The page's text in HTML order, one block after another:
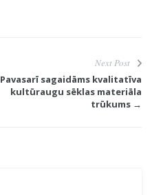
Next Post
Pavasarī sagaidāms kvalitatīva
kultūraugu sēklas materiāla
trūkums →